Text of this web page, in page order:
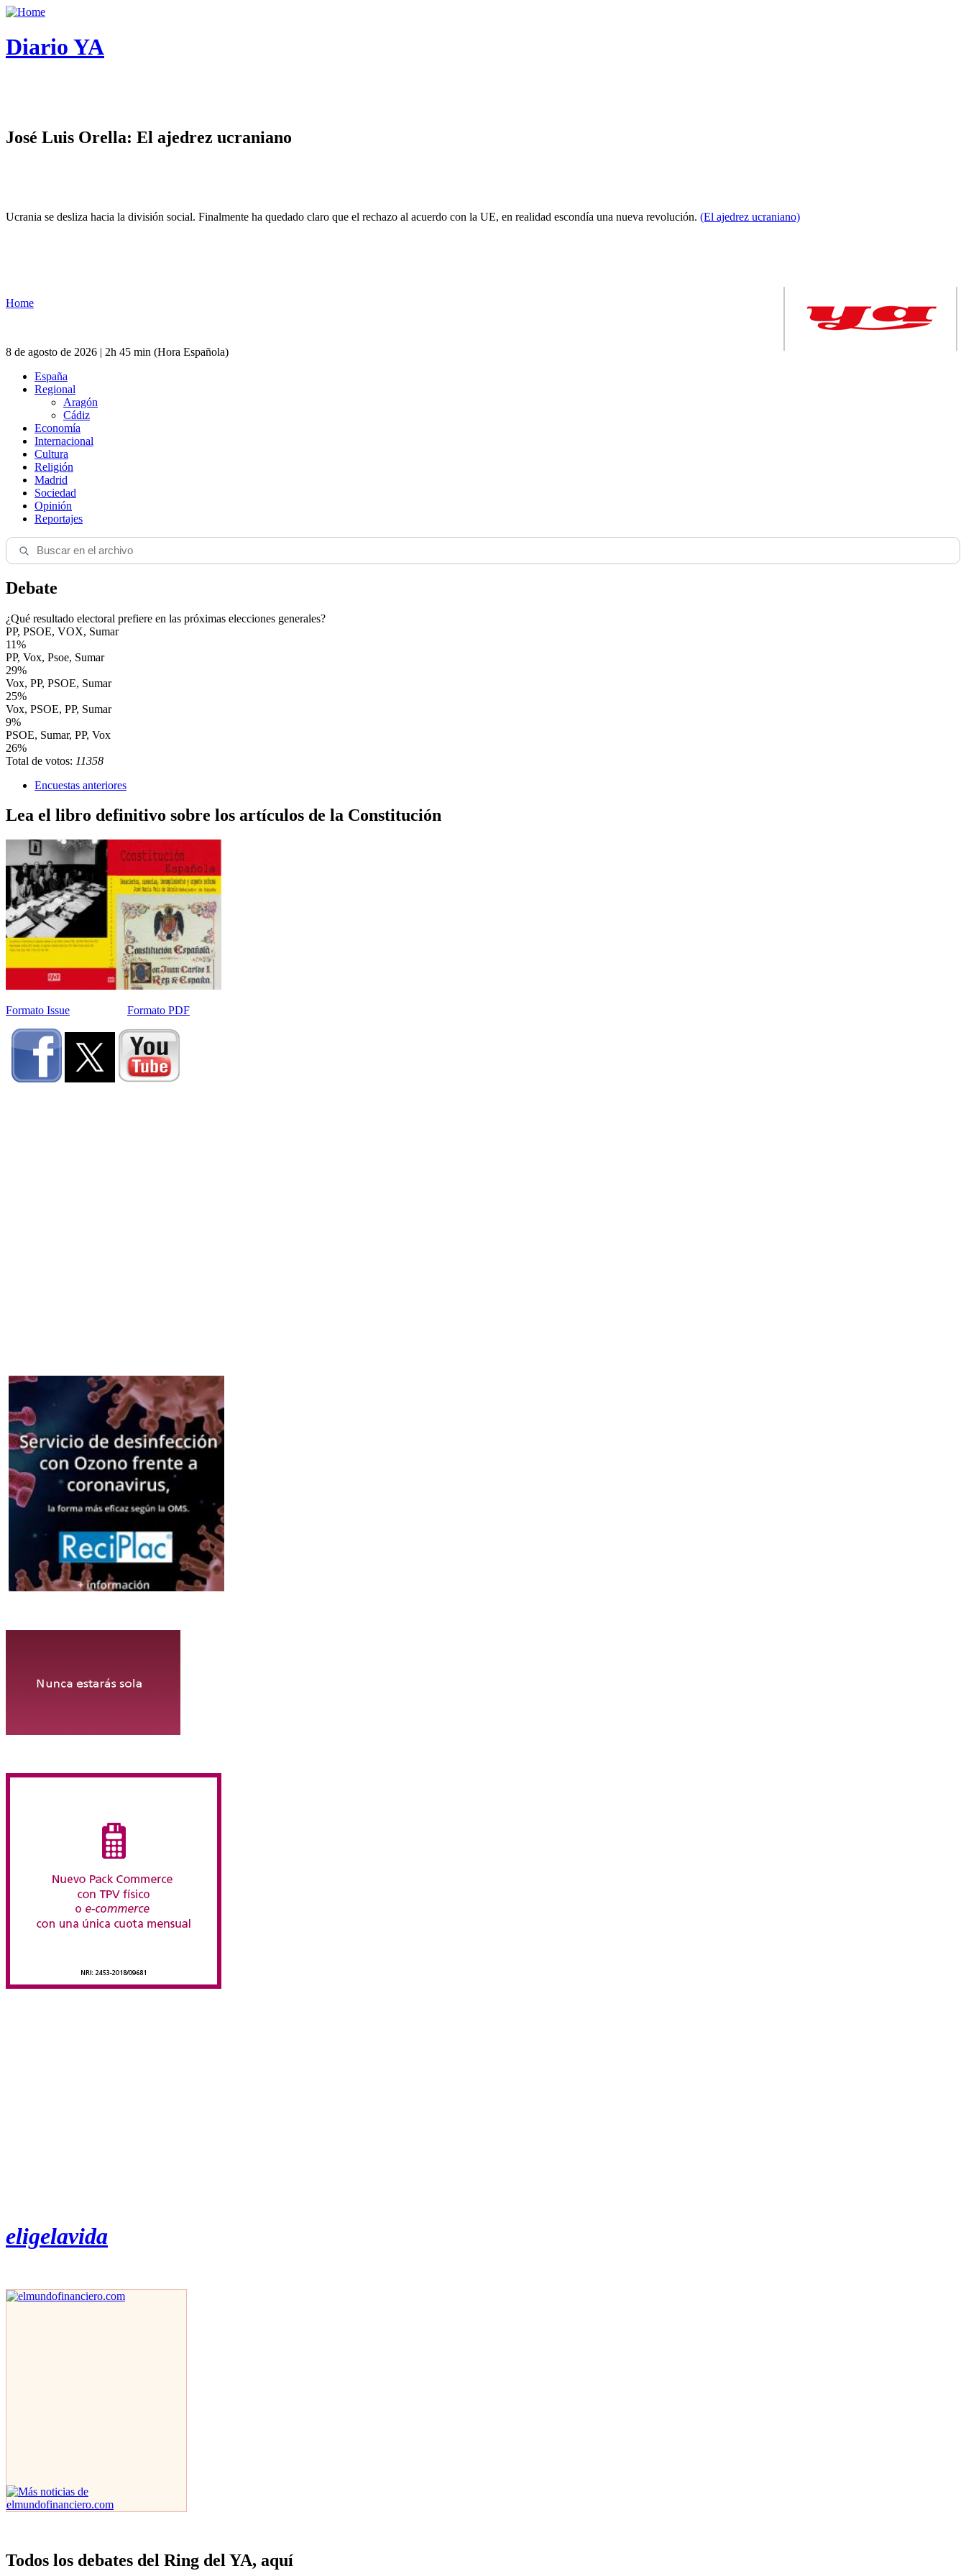
Diario YA
José Luis Orella: El ajedrez ucraniano
Ucrania se desliza hacia la división social. Finalmente ha quedado claro que el rechazo al acuerdo con la UE, en realidad escondía una nueva revolución. (El ajedrez ucraniano)
Home
8 de agosto de 2026 | 2h 45 min (Hora Española)
España
Regional
Aragón
Cádiz
Economía
Internacional
Cultura
Religión
Madrid
Sociedad
Opinión
Reportajes
Debate
¿Qué resultado electoral prefiere en las próximas elecciones generales?
PP, PSOE, VOX, Sumar
11%
PP, Vox, Psoe, Sumar
29%
Vox, PP, PSOE, Sumar
25%
Vox, PSOE, PP, Sumar
9%
PSOE, Sumar, PP, Vox
26%
Total de votos: 11358
Encuestas anteriores
Lea el libro definitivo sobre los artículos de la Constitución
Formato Issue Formato PDF
eligelavida
Todos los debates del Ring del YA, aquí